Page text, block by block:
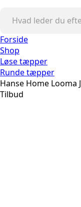
Forside
Shop
Løse tæpper
Runde tæpper
Hanse Home
Tilbud